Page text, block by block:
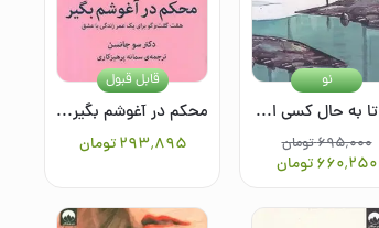
چرا تا به حال کسی این ها را به من نگفته بود؟
۶۹۵٬۰۰۰تومان
۶۶۰٬۲۵۰تومان
نو
محکم در آغوشم بگیر: هفت گفت‌وگو برای یک عمر زندگی با عشق
۲۹۳٬۸۹۵ تومان
قابل قبول